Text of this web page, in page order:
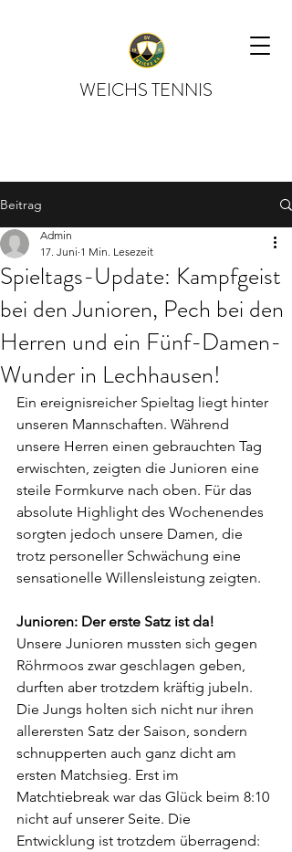
WEICHS TENNIS
Beitrag
Spieltags-Update: Kampfgeist
bei den Junioren, Pech bei den
Herren und ein Fünf-Damen-
Wunder in Lechhausen!
Admin
17. Juni 1 Min. Lesezeit
Ein ereignisreicher Spieltag liegt hinter
unseren Mannschaften. Während
unsere Herren einen gebrauchten Tag
erwischten, zeigten die Junioren eine
steile Formkurve nach oben. Für das
absolute Highlight des Wochenendes
sorgten jedoch unsere Damen, die
trotz personeller Schwächung eine
sensationelle Willensleistung zeigten.
Junioren: Der erste Satz ist da!
Unsere Junioren mussten sich gegen
Röhrmoos zwar geschlagen geben,
durften aber trotzdem kräftig jubeln.
Die Jungs holten sich nicht nur ihren
allerersten Satz der Saison, sondern
schnupperten auch ganz dicht am
ersten Matchsieg. Erst im
Matchtiebreak war das Glück beim 8:10
nicht auf unserer Seite. Die
Entwicklung ist trotzdem überragend: